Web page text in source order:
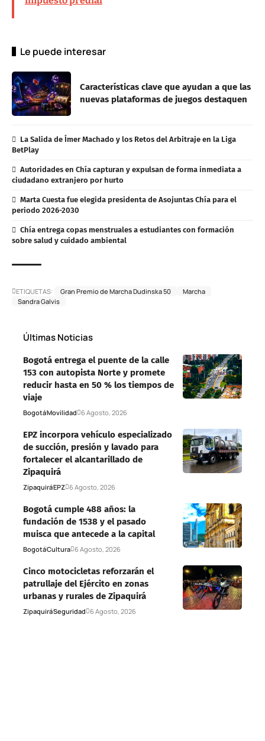
Le puede interesar
Características clave que ayudan a que las
nuevas plataformas de juegos destaquen
La Salida de Ímer Machado y los Retos del Arbitraje en la Liga
BetPlay
Autoridades en Chía capturan y expulsan de forma inmediata a
ciudadano extranjero por hurto
Marta Cuesta fue elegida presidenta de Asojuntas Chía para el
periodo 2026-2030
Chía entrega copas menstruales a estudiantes con formación
sobre salud y cuidado ambiental
ETIQUETAS: Gran Premio de Marcha Dudinska 50
Marcha
Sandra Galvis
Últimas Noticias
Bogotá entrega el puente de la calle
153 con autopista Norte y promete
reducir hasta en 50 % los tiempos de
viaje
BogotáMovilidad 6 Agosto, 2026
EPZ incorpora vehículo especializado
de succión, presión y lavado para
fortalecer el alcantarillado de
Zipaquirá
ZipaquiráEPZ 6 Agosto, 2026
Bogotá cumple 488 años: la
fundación de 1538 y el pasado
muisca que antecede a la capital
BogotáCultura 6 Agosto, 2026
Cinco motocicletas reforzarán el
patrullaje del Ejército en zonas
urbanas y rurales de Zipaquirá
ZipaquiráSeguridad 6 Agosto, 2026